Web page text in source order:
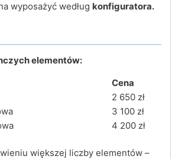
wyposażyć według konfiguratora.
elementów:
Cena
2 650 zł
3 100 zł
4 200 zł
większej liczby elementów –